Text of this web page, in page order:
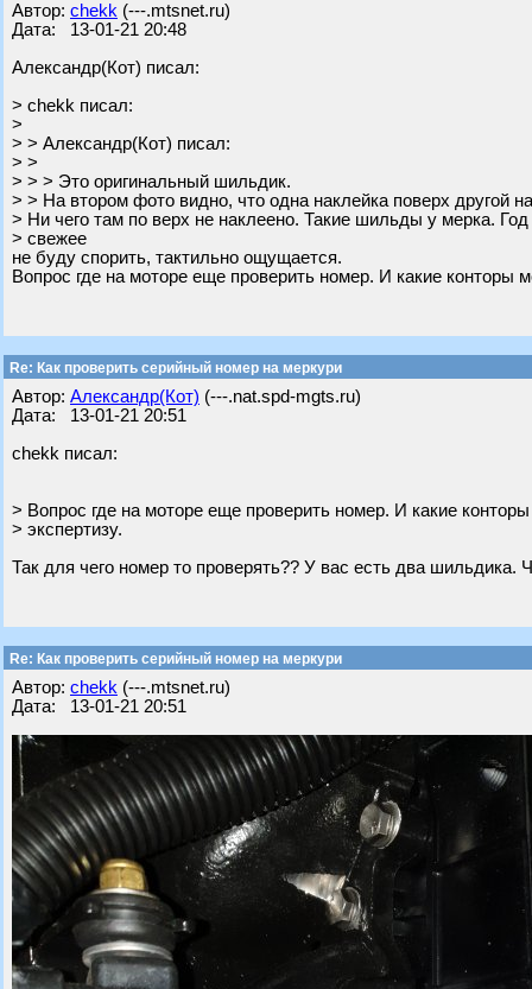
Автор: chekk (---.mtsnet.ru)
Дата: 13-01-21 20:48
Александр(Кот) писал:
> chekk писал:
>
> > Александр(Кот) писал:
> >
> > > Это оригинальный шильдик.
> > На втором фото видно, что одна наклейка поверх другой
> Ни чего там по верх не наклеено. Такие шильды у мерка.
> свежее
не буду спорить, тактильно ощущается.
Вопрос где на моторе еще проверить номер. И какие конторы
Re: Как проверить серийный номер на меркури
Автор: Александр(Кот) (---.nat.spd-mgts.ru)
Дата: 13-01-21 20:51
chekk писал:
> Вопрос где на моторе еще проверить номер. И какие
> экспертизу.
Так для чего номер то проверять?? У вас есть два шильдика.
Re: Как проверить серийный номер на меркури
Автор: chekk (---.mtsnet.ru)
Дата: 13-01-21 20:51